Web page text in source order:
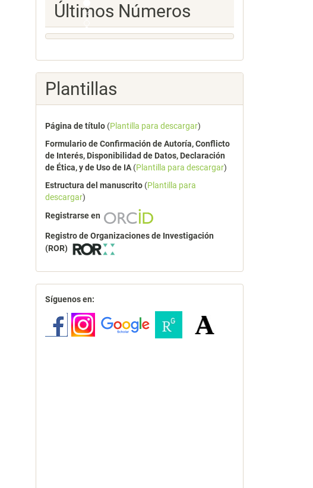
Numeros
Últimos Números
Plantillas
Página de título (Plantilla para descargar)
Formulario de Confirmación de Autoría, Conflicto
de Interés, Disponibilidad de Datos, Declaración
de Ética, y de Uso de IA (Plantilla para descargar)
Estructura del manuscrito (Plantilla para
descargar)
Registrarse en
Registro de Organizaciones de Investigación
(ROR)
redes
Síguenos en: